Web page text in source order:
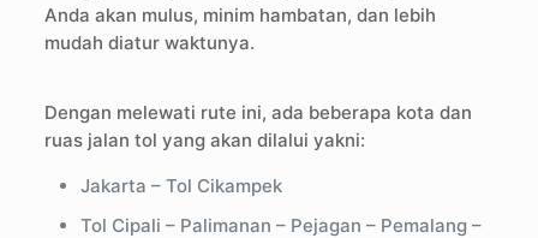
Anda akan mulus, minim hambatan, dan lebih
mudah diatur waktunya.
Dengan melewati rute ini, ada beberapa kota dan
ruas jalan tol yang akan dilalui yakni:
Jakarta – Tol Cikampek
Tol Cipali – Palimanan – Pejagan – Pemalang –